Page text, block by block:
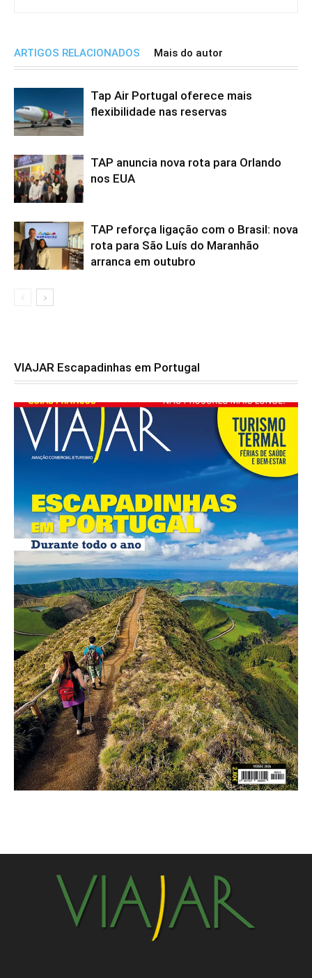
ARTIGOS RELACIONADOS Mais do autor
Tap Air Portugal oferece mais
flexibilidade nas reservas
TAP anuncia nova rota para Orlando
nos EUA
TAP reforça ligação com o Brasil: nova
rota para São Luís do Maranhão
arranca em outubro
VIAJAR Escapadinhas em Portugal